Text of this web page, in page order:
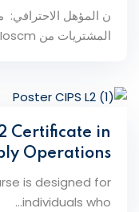
ن المؤهل الاحترافي:
المشتريات من Ioscm: ...
Certificate in
Operations
is designed for
individuals who...